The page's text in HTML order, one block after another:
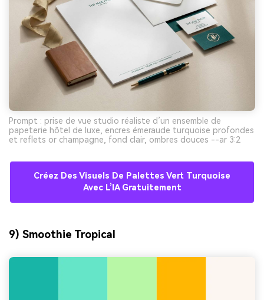
Prompt : prise de vue studio réaliste d’un ensemble de
papeterie hôtel de luxe, encres émeraude turquoise profondes
et reflets or champagne, fond clair, ombres douces --ar 3:2
Créez Des Visuels De Palettes Vert Turquoise
Avec L’IA Gratuitement
9) Smoothie Tropical